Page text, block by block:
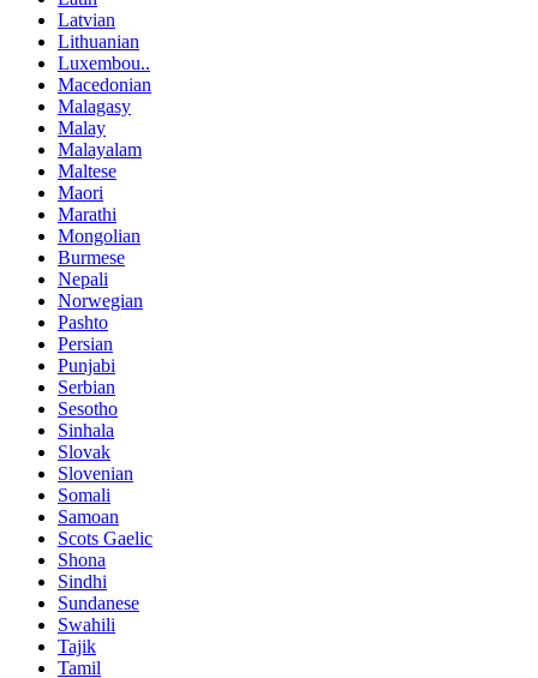
Latvian
Lithuanian
Luxembou..
Macedonian
Malagasy
Malay
Malayalam
Maltese
Maori
Marathi
Mongolian
Burmese
Nepali
Norwegian
Pashto
Persian
Punjabi
Serbian
Sesotho
Sinhala
Slovak
Slovenian
Somali
Samoan
Scots Gaelic
Shona
Sindhi
Sundanese
Swahili
Tajik
Tamil